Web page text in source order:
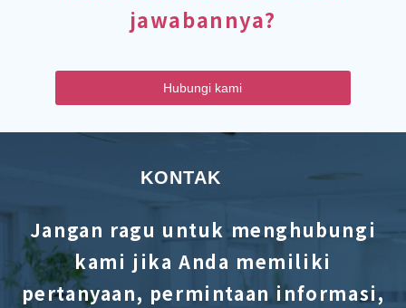
jawabannya?
Hubungi kami
KONTAK
Jangan ragu untuk menghubungi
kami jika Anda memiliki
pertanyaan, permintaan informasi,